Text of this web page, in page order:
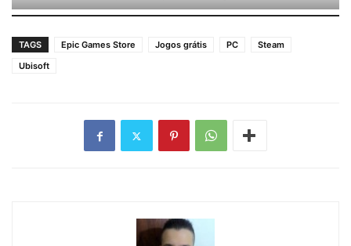
TAGS Epic Games Store Jogos grátis PC
Steam
Ubisoft